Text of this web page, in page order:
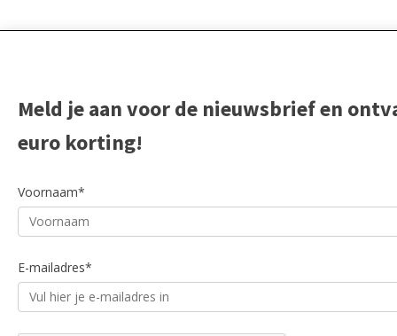
Meld je aan voor de nieuwsbrief en
euro korting!
Voornaam*
E-mailadres*